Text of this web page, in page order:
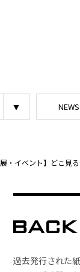
NEWS
展・イベント】どこ見
過去発行された